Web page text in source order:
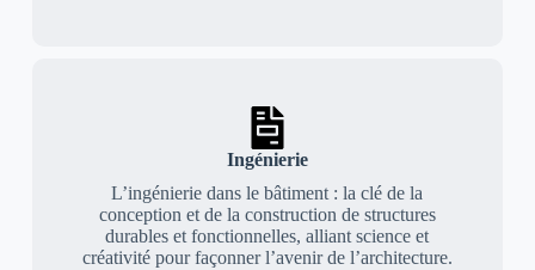
Ingénierie
L’ingénierie dans le bâtiment : la clé de la
conception et de la construction de structures
durables et fonctionnelles, alliant science et
créativité pour façonner l’avenir de l’architecture.